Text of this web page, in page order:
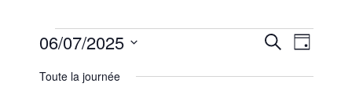
Recherche
et
navigation
Recherche
de
Jour
06/07/2025
une
Toute la journée